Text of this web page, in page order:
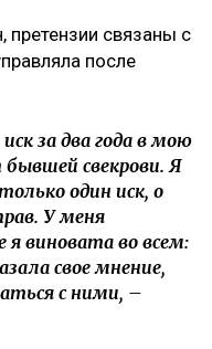
связаны с
после
за два года в мою
свекрови. Я
один иск, о
У меня
виновата во всем:
свое мнение,
с ними, –